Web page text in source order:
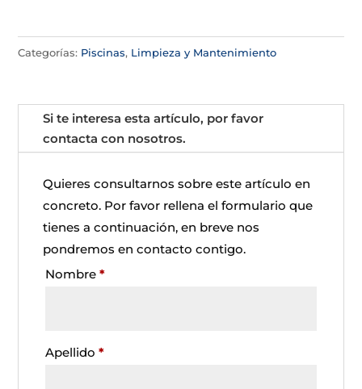
Categorías: Piscinas, Limpieza y Mantenimiento
Si te interesa esta artículo, por favor
contacta con nosotros.
Quieres consultarnos sobre este artículo en
concreto. Por favor rellena el formulario que
tienes a continuación, en breve nos
pondremos en contacto contigo.
Nombre*
Apellido*